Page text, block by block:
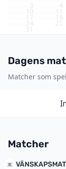
Dagens
Matcher som
Matcher